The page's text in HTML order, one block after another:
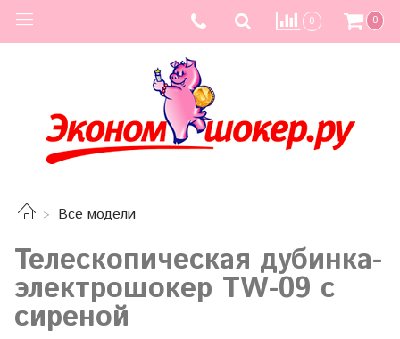
0 0
Все модели
Телескопическая дубинка-
электрошокер TW-09 с
сиреной